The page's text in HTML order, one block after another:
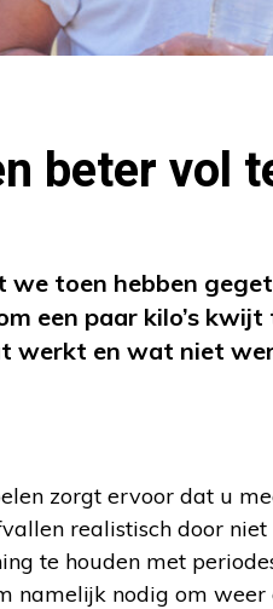
beter vol
we toen hebben
een paar kilo’s
werkt en wat niet
zorgt ervoor dat u
realistisch door
te houden met
namelijk nodig om